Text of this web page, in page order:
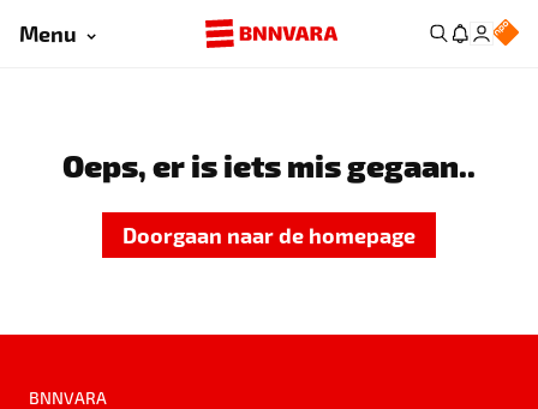
Menu
Oeps, er is iets mis gegaan..
Doorgaan naar de homepage
BNNVARA